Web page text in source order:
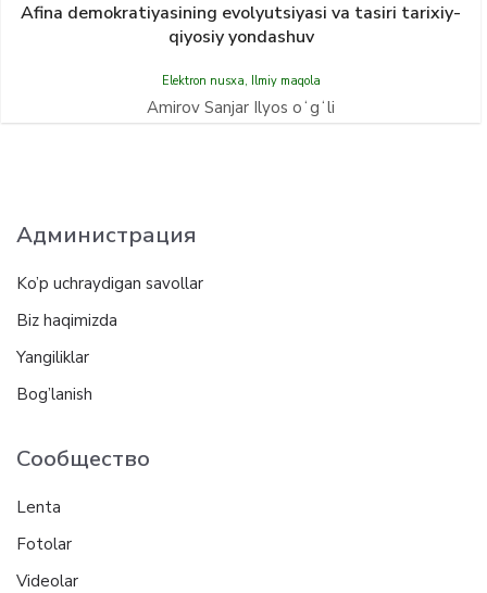
Afina demokratiyasining evolyutsiyasi va tasiri tarixiy-
qiyosiy yondashuv
Elektron nusxa, Ilmiy maqola
Amirov Sanjar Ilyos oʻgʻli
Администрация
Ko’p uchraydigan savollar
Biz haqimizda
Yangiliklar
Bog’lanish
Сообщество
Lenta
Fotolar
Videolar